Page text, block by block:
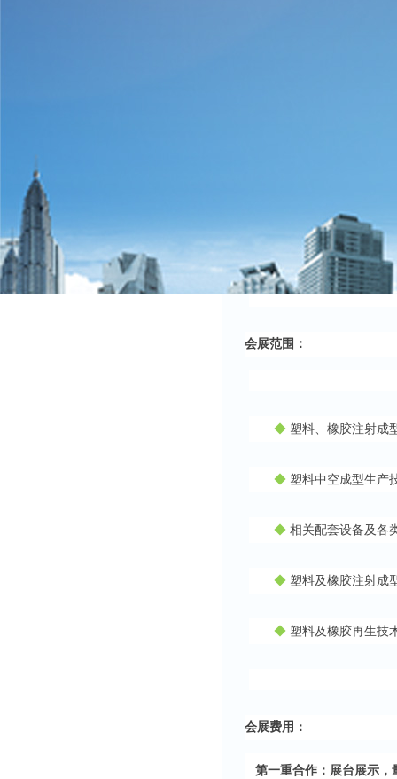
《滨海新闻》栏目以及新
会展范围：
◆ 塑料、橡胶
◆ 塑料中空成型
◆ 相关配套设
◆ 塑料及橡胶注射
◆ 塑料及橡胶再生技
会展费用：
第一重合作：展台展示，